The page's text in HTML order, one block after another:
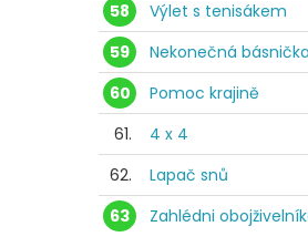
58
Výlet s tenisákem
59
Nekonečná básnička
60
Pomoc krajině
61.
4 x 4
62.
Lapač snů
63
Zahlédni